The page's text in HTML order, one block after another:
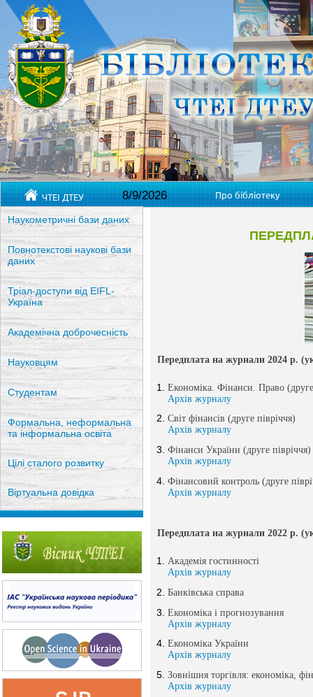
ЧТЕІ ДТЕУ 8/9/2026 Про бібліотеку
Наукометричні бази даних
Повнотекстові наукові бази
даних
Тріал-доступи від EIFL-
Україна
Академічна доброчесність
Науковцям
Студентам
Формальна, неформальна
та інформальна освіта
Цілі сталого розвитку
Віртуальна довідка
Передплата на журнали 2024 р.
Економіка. Фінанси. Право
Архів журналу
Світ фінансів (друге півріччя)
Архів журналу
Фінанси України (друге півріччя)
Архів журналу
Фінансовий контроль (друге
Архів журналу
Передплата на журнали 2022 р.
Академія гостинності
Архів журналу
Банківська справа
Економіка і прогнозування
Архів журналу
Економіка України
Архів журналу
Зовнішня торгівля: економіка,
Архів журналу